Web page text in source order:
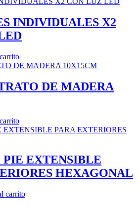
INDIVIDUALES X2
DE MADERA
PIE EXTENSIBLE
HEXAGONAL
carrito